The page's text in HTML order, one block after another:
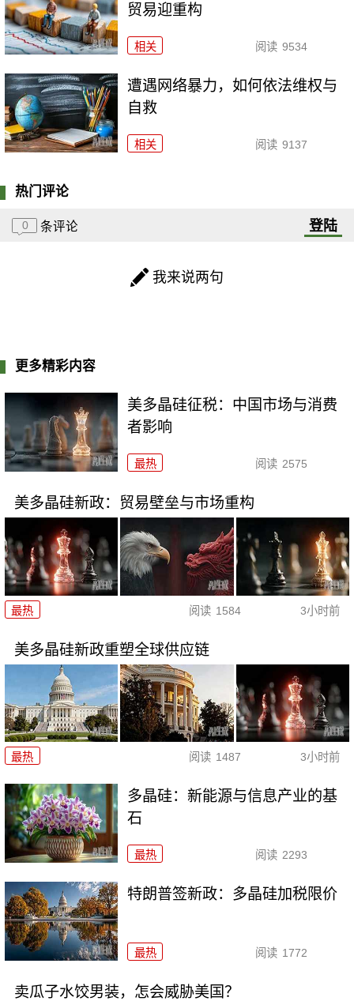
贸易迎重构
相关 阅读 9534
遭遇网络暴力，如何依法维权与
自救
相关 阅读 9137
热门评论
0 条评论 登陆
我来说两句
更多精彩内容
美多晶硅征税：中国市场与消费
者影响
最热 阅读 2575
美多晶硅新政：贸易壁垒与市场重构
最热 阅读 1584 3小时前
美多晶硅新政重塑全球供应链
最热 阅读 1487 3小时前
多晶硅：新能源与信息产业的基
石
最热 阅读 2293
特朗普签新政：多晶硅加税限价
最热 阅读 1772
卖瓜子水饺男装，怎会威胁美国？